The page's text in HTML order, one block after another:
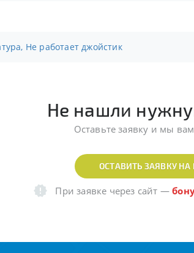
Не работает джойстик
Не нашли
Оставьте заявку и мы
ОСТАВИТЬ ЗАЯВКУ
При заявке через сайт —